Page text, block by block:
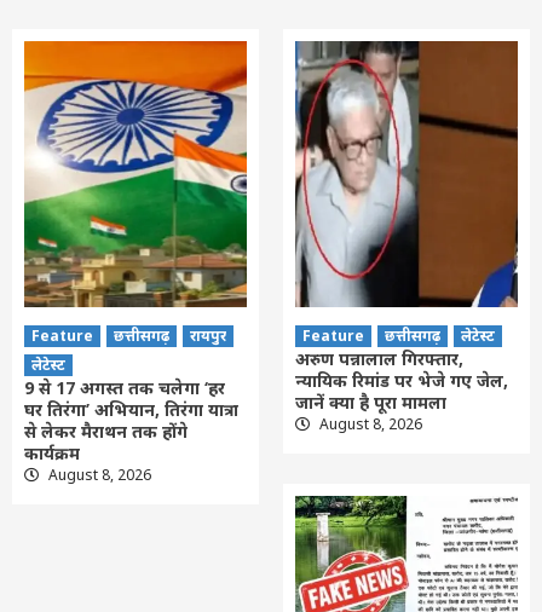
Feature छत्तीसगढ़
रायपुर
लेटेस्ट
9 से 17 अगस्त तक चलेगा ‘हर
घर तिरंगा’ अभियान, तिरंगा यात्रा
से लेकर मैराथन तक होंगे
कार्यक्रम
August 8, 2026
Feature छत्तीसगढ़ लेटेस्ट
अरुण पन्नालाल गिरफ्तार,
न्यायिक रिमांड पर भेजे गए जेल,
जानें क्या है पूरा मामला
August 8, 2026